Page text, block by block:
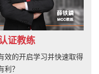
证教练
效的开启学习并快速取得
？